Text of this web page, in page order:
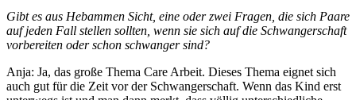
Gibt es aus Hebammen Sicht, eine oder zwei Fragen, die sich Paare
auf jeden Fall stellen sollten, wenn sie sich auf die Schwangerschaft
vorbereiten oder schon schwanger sind?
Anja: Ja, das große Thema Care Arbeit. Dieses Thema eignet sich
auch gut für die Zeit vor der Schwangerschaft. Wenn das Kind erst